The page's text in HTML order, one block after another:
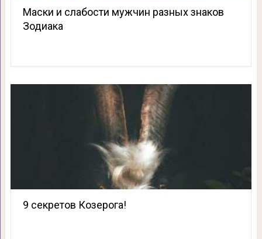
Маски и слабости мужчин разных знаков
Зодиака
9 секретов Козерога!